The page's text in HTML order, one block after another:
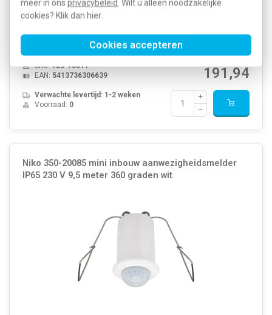
meer in ons privacybeleid. Wilt u alleen noodzakelijke
cookies? Klik dan hier.
Cookies accepteren
schakelcontact 10 A, 230 V , heb je een waarnemingshoek van
180° horizontaal en 60° verticaal waarin elke beweging
zoals je wenst vooraf bepa...Meer informatie »
191,94
Artikelnummer:445665
SKU:123-78011
EAN: 5413736306639
Verwachte levertijd: 1-2 weken
Voorraad: 0
Niko 350-20085 mini inbouw aanwezigheidsmelder
IP65 230 V 9,5 meter 360 graden wit